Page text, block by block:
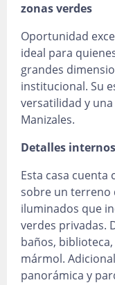
zonas verdes
Oportunidad
ideal para
grandes
institucional. Su
versatilidad y
Manizales.
Detalles
Esta casa cuenta
sobre un terreno
iluminados que
verdes privadas.
baños,
mármol.
panorámica y